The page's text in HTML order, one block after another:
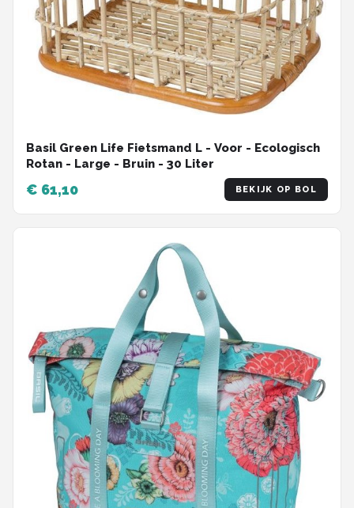
Basil Green Life Fietsmand L - Voor - Ecologisch
Rotan - Large - Bruin - 30 Liter
€ 61,10 BEKIJK OP BOL